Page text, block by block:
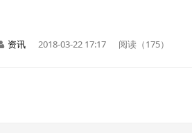
资讯 2018-03-22 17:17 阅读（175）